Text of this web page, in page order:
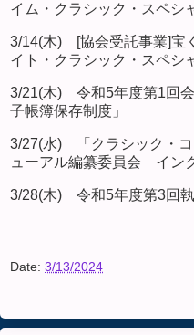
イム・クラシック・スペシ
3/14(木) [協会受託事業]宝
イト・クラシック・スペシ
3/21(木) 令和5年度第1回
子帳簿保存制度」
3/27(水) 「クラシック・コ
ューアル編纂委員会 イン
3/28(木) 令和5年度第3回
Date: 3/13/2024